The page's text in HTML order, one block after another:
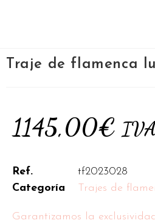
Traje de flamenca
1145,00€
Ref.
tf2023028
Categoría
Trajes de
Garantizamos la